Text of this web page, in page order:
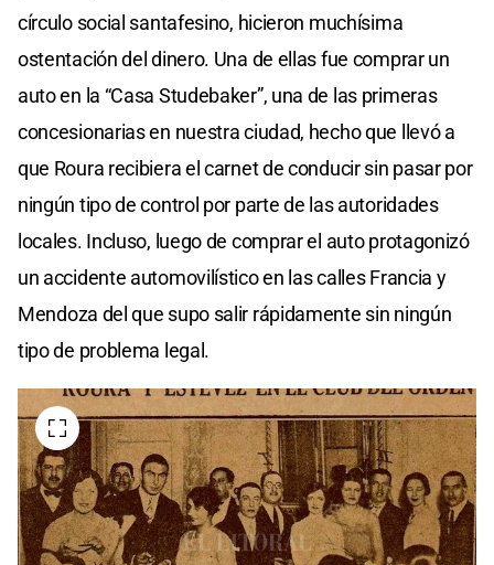
círculo social santafesino, hicieron muchísima
ostentación del dinero. Una de ellas fue comprar un
auto en la “Casa Studebaker”, una de las primeras
concesionarias en nuestra ciudad, hecho que llevó a
que Roura recibiera el carnet de conducir sin pasar por
ningún tipo de control por parte de las autoridades
locales. Incluso, luego de comprar el auto protagonizó
un accidente automovilístico en las calles Francia y
Mendoza del que supo salir rápidamente sin ningún
tipo de problema legal.